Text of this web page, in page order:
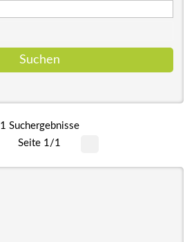
1 Suchergebnisse
Seite 1/1